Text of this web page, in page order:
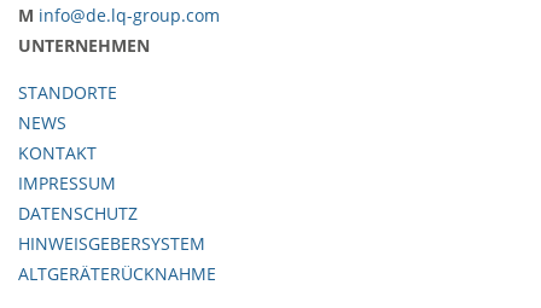
M info@de.lq-group.com
UNTERNEHMEN
STANDORTE
NEWS
KONTAKT
IMPRESSUM
DATENSCHUTZ
HINWEISGEBERSYSTEM
ALTGERÄTERÜCKNAHME